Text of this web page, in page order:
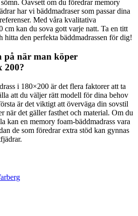
Oavsett om du föredrar memory
har vi bäddmadraser som passar dina
Med våra kvalitativa
cm kan du sova gott varje natt. Ta en titt
hitta den perfekta bäddmadrassen för dig!
på när man köper
200?
i 180×200 är det flera faktorer att ta
att du väljer rätt modell för dina behov
är det viktigt att överväga din sovstil
när det gäller fasthet och material. Om du
kan en memory foam-bäddmadrass vara
de som föredrar extra stöd kan gynnas